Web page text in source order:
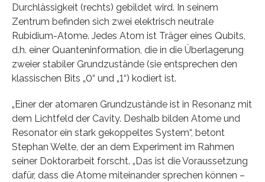
Durchlässigkeit (rechts) gebildet wird. In seinem
Zentrum befinden sich zwei elektrisch neutrale
Rubidium-Atome. Jedes Atom ist Träger eines Qubits,
d.h. einer Quanteninformation, die in die Überlagerung
zweier stabiler Grundzustände (sie entsprechen den
klassischen Bits „0“ und „1“) kodiert ist.
„Einer der atomaren Grundzustände ist in Resonanz mit
dem Lichtfeld der Cavity. Deshalb bilden Atome und
Resonator ein stark gekoppeltes System“, betont
Stephan Welte, der an dem Experiment im Rahmen
seiner Doktorarbeit forscht. „Das ist die Voraussetzung
dafür, dass die Atome miteinander sprechen können –